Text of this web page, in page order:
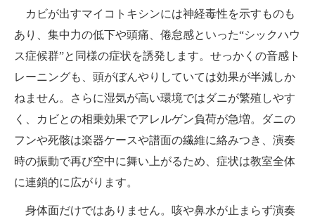
カビが出すマイコトキシンには神経毒性を示すものも
あり、集中力の低下や頭痛、倦怠感といった“シックハウ
ス症候群”と同様の症状を誘発します。せっかくの音感ト
レーニングも、頭がぼんやりしていては効果が半減しか
ねません。さらに湿気が高い環境ではダニが繁殖しやす
く、カビとの相乗効果でアレルゲン負荷が急増。ダニの
フンや死骸は楽器ケースや譜面の繊維に絡みつき、演奏
時の振動で再び空中に舞い上がるため、症状は教室全体
に連鎖的に広がります。
身体面だけではありません。咳や鼻水が止まらず演奏